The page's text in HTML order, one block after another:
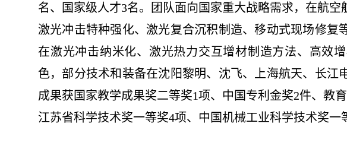
名、国家级人才3名。团队面向国家重大战略需求，在航
激光冲击特种强化、激光复合沉积制造、移动式现场修复
在激光冲击纳米化、激光热力交互增材制造方法、高效
色，部分技术和装备在沈阳黎明、沈飞、上海航天、长江
成果获国家教学成果奖二等奖1项、中国专利金奖2件、教
江苏省科学技术奖一等奖4项、中国机械工业科学技术奖一